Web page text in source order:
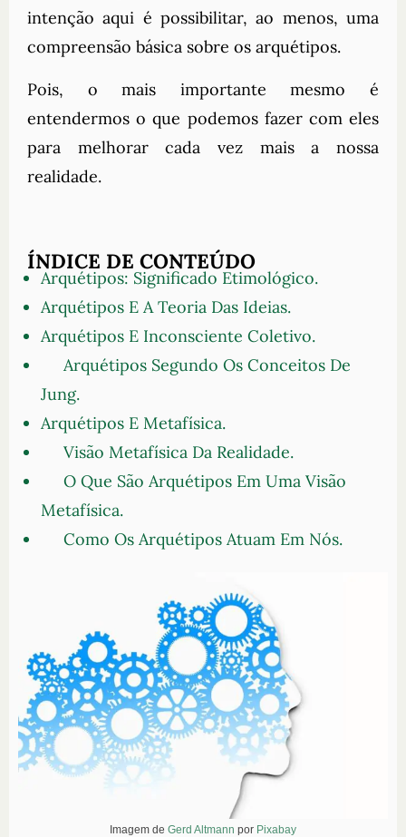
intenção aqui é possibilitar, ao menos, uma
compreensão básica sobre os arquétipos.
Pois, o mais importante mesmo é
entendermos o que podemos fazer com eles
para melhorar cada vez mais a nossa
realidade.
ÍNDICE DE CONTEÚDO
Arquétipos: Significado Etimológico.
Arquétipos E A Teoria Das Ideias.
Arquétipos E Inconsciente Coletivo.
Arquétipos Segundo Os Conceitos De
Jung.
Arquétipos E Metafísica.
Visão Metafísica Da Realidade.
O Que São Arquétipos Em Uma Visão
Metafísica.
Como Os Arquétipos Atuam Em Nós.
Imagem de Gerd Altmann por Pixabay